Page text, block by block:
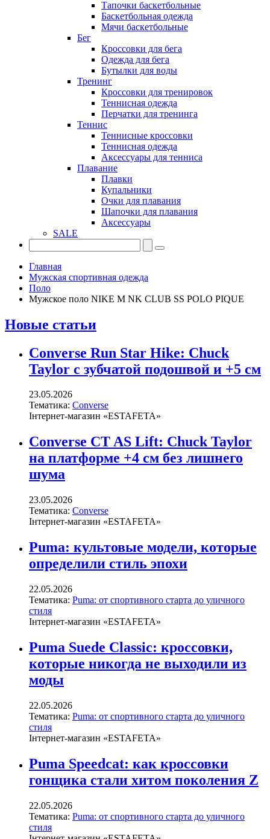
Тапочки баскетбольные
Баскетбольная одежда
Мячи баскетбольные
Бег
Кроссовки для бега
Одежда для бега
Бутылки для воды
Тренинг
Кроссовки для тренировок
Теннисная одежда
Перчатки для тренинга
Теннис
Теннисные кроссовки
Теннисная одежда
Аксессуары для тенниса
Плавание
Плавки
Купальники
Очки для плавания
Шапочки для плавания
Аксессуары
SALE
Главная
Мужская спортивная одежда
Поло
Мужское поло NIKE M NK CLUB SS POLO PIQUE
Новые статьи
Converse Run Star Hike: Chuck
Taylor с зубчатой подошвой и +5 см
23.05.2026
Тематика: Converse
Інтернет-магазин «ESTAFETA»
Converse CT AS Lift: Chuck Taylor
на платформе +4 см без лишнего
шума
23.05.2026
Тематика: Converse
Інтернет-магазин «ESTAFETA»
Puma: культовые модели, которые
определили стиль эпохи
22.05.2026
Тематика: Puma: от спортивного старта до уличного
стиля
Інтернет-магазин «ESTAFETA»
Puma Suede Classic: кроссовки,
которые никогда не выходили из
моды
22.05.2026
Тематика: Puma: от спортивного старта до уличного
стиля
Інтернет-магазин «ESTAFETA»
Puma Speedcat: как кроссовки
гонщика стали хитом поколения Z
22.05.2026
Тематика: Puma: от спортивного старта до уличного
стиля